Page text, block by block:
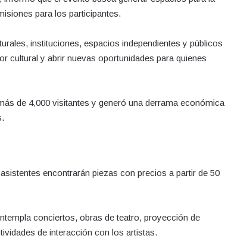
para los participantes.
instituciones, espacios independientes y públicos
cultural y abrir nuevas oportunidades para quienes
de 4,000 visitantes y generó una derrama económica
encontrarán piezas con precios a partir de 50
conciertos, obras de teatro, proyección de
de interacción con los artistas.